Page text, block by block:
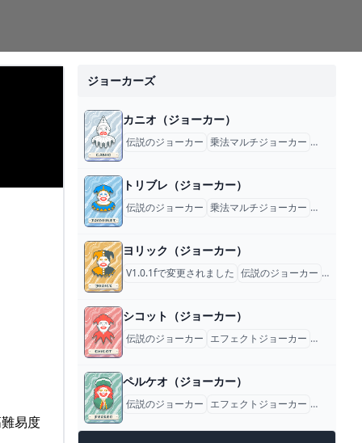
易度
ジョーカーズ
カニオ（ジョーカー）
伝説のジョーカー 乗法マルチジョーカー ジョーカ
トリブレ（ジョーカー）
伝説のジョーカー 乗法マルチジョーカー ジョーカ
ヨリック（ジョーカー）
V1.0.1fで変更されました 伝説のジョーカー 乗法マ
シコット（ジョーカー）
伝説のジョーカー エフェクトジョーカー ジョーカ
ペルケオ（ジョーカー）
伝説のジョーカー エフェクトジョーカー ジョーカ